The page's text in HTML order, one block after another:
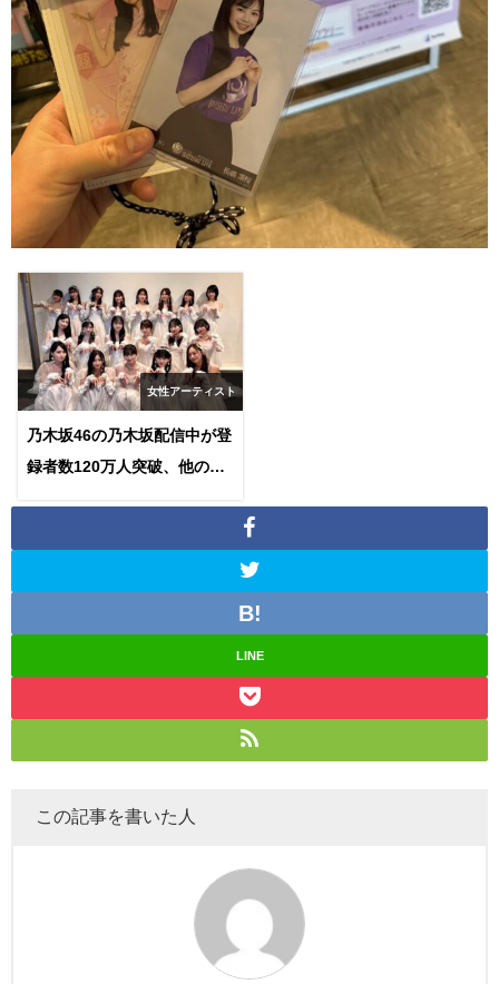
女性アーティスト
乃木坂46の乃木坂配信中が登
録者数120万人突破、他のア
LINE
この記事を書いた人